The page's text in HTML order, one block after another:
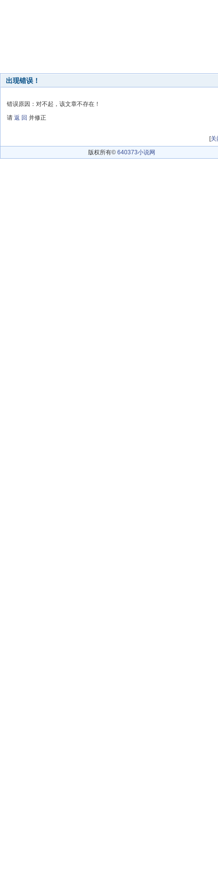
出现错误！
错误原因：对不起，该文章不存在！
请 返 回 并修正
[关
版权所有© 640373小说网